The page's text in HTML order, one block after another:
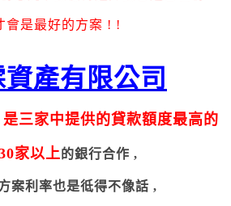
會是最好的方案 ! !
產有限公司
是三家中提供的貸款額度最高的
家以上的銀行合作 ,
案利率也是彽得不像話 ,